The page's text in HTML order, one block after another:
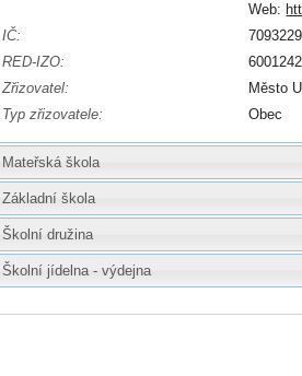
Web:
IČ:
RED-IZO:
Zřizovatel:
Město
Typ zřizovatele:
Obec
Mateřská škola
Základní škola
Školní družina
Školní jídelna - výdejna